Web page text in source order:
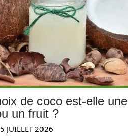
de coco est-elle une
un fruit ?
JUILLET 2026